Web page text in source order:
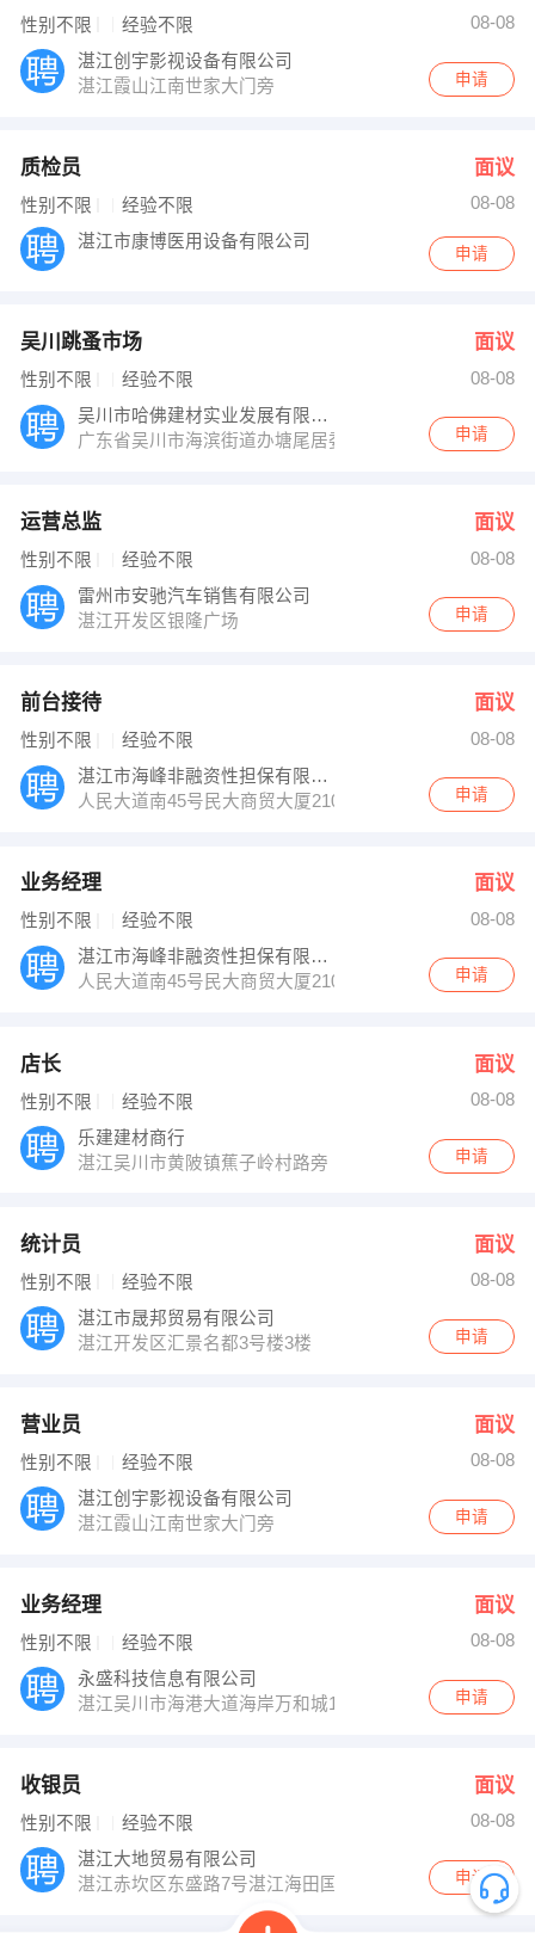
性别不限 经验不限
08-08
湛江创宇影视设备有限公司
湛江霞山江南世家大门旁
申请
质检员 面议
性别不限 经验不限
08-08
湛江市康博医用设备有限公司
申请
吴川跳蚤市场 面议
性别不限 经验不限
08-08
吴川市哈佛建材实业发展有限公司
广东省吴川市海滨街道办塘尾居委会（二楼）
申请
运营总监 面议
性别不限 经验不限
08-08
雷州市安驰汽车销售有限公司
湛江开发区银隆广场
申请
前台接待 面议
性别不限 经验不限
08-08
湛江市海峰非融资性担保有限公司
人民大道南45号民大商贸大厦2101室
申请
业务经理 面议
性别不限 经验不限
08-08
湛江市海峰非融资性担保有限公司
人民大道南45号民大商贸大厦2101室
申请
店长 面议
性别不限 经验不限
08-08
乐建建材商行
湛江吴川市黄陂镇蕉子岭村路旁
申请
统计员 面议
性别不限 经验不限
08-08
湛江市晟邦贸易有限公司
湛江开发区汇景名都3号楼3楼
申请
营业员 面议
性别不限 经验不限
08-08
湛江创宇影视设备有限公司
湛江霞山江南世家大门旁
申请
业务经理 面议
性别不限 经验不限
08-08
永盛科技信息有限公司
湛江吴川市海港大道海岸万和城1栋1单元2106
申请
收银员 面议
性别不限 经验不限
08-08
湛江大地贸易有限公司
湛江赤坎区东盛路7号湛江海田国际车城商贸市场第S19
申请